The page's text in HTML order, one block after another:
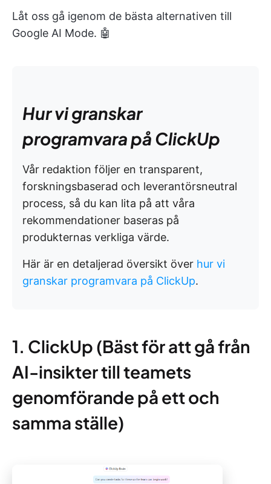
Låt oss gå igenom de bästa alternativen till
Google AI Mode. 🤖
Hur vi granskar
programvara på ClickUp
Vår redaktion följer en transparent,
forskningsbaserad och leverantörsneutral
process, så du kan lita på att våra
rekommendationer baseras på
produkternas verkliga värde.
Här är en detaljerad översikt över hur vi
granskar programvara på ClickUp.
1. ClickUp (Bäst för att gå från
AI-insikter till teamets
genomförande på ett och
samma ställe)